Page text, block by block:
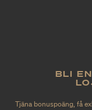
BLI
Tjäna bonuspoäng, få